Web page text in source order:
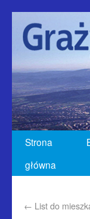
Strona
główna
← List do